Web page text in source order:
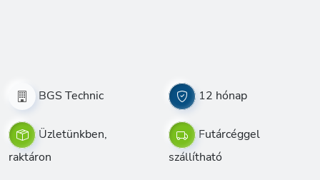
BGS Technic 12 hónap
Üzletünkben,
raktáron
Futárcéggel
szállítható